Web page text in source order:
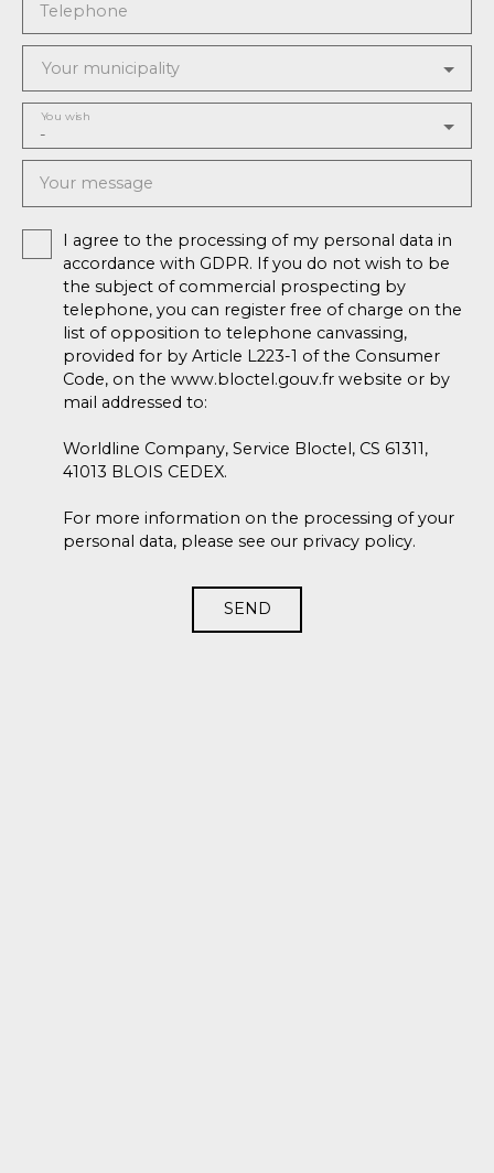
Telephone
Your municipality
-
You wish
Your message
I agree to the processing of my personal data in
accordance with GDPR. If you do not wish to be
the subject of commercial prospecting by
telephone, you can register free of charge on the
list of opposition to telephone canvassing,
provided for by Article L223-1 of the Consumer
Code, on the www.bloctel.gouv.fr website or by
mail addressed to:
Worldline Company, Service Bloctel, CS 61311,
41013 BLOIS CEDEX.
For more information on the processing of your
personal data, please see our privacy policy.
SEND